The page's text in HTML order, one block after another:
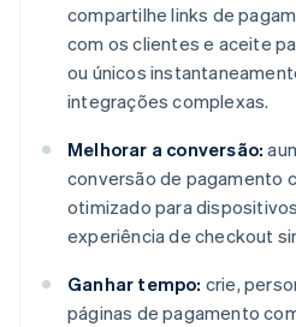
compartilhe links de
com os clientes e aceite
ou únicos
integrações complexas.
Melhorar a conversão:
conversão de pagamento
otimizado para
experiência de checkout
Ganhar tempo: crie,
páginas de pagamento